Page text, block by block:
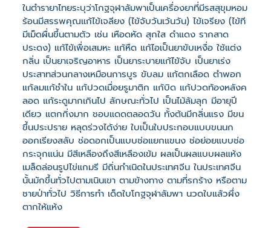
ในตำรายาไทยระบุว่าโกฐจุฬาลัมพาเป็นเครื่องยาที่มีรสสุขุมหอม
ร้อนมีสรรพคุณแก้ไข้เจลียง (ไข้จับวันเว้นวัน) ไข้เจรียง (ไข้ที
มีเม็ดผื่นขึ้นตามตัว เช่น เหือดหัด สุกใส ดำแดง รากสาด
ประดง) แก้ไข้เพื่อเสมหะ แก้หืด แก้ไอเป็นยาขับเหงื่อ ใช้แต่ง
กลิ่น เป็นยาเจริญอาหาร เป็นยาระบายแก้ไข้จับ เป็นยาเร่ง
ประสาทส่วนกลางเหมือนการบูร ขับลม แก้ตกเลือด ตำพอก
แก้ลมแก้ชำใน แก้ปวดเมื่อยรูมาติก แก้บิด แก้ปวดท้องหลังค
ลอด แก้ระดูมากเกินไป ลักษณะทั่วไป เป็นไม้ล้มลุก มีอายุปี
เดียว แตกกิ่งมาก ชอบแดดตลอดวัน ทั้งต้นมีกลิ่นแรง มีขน
ขึ้นประปราย หลุดร่วงได้ง่าย ใบเป็นใบประกอบแบบขนนก
ออกเรียงสลับ ช่อดอกเป็นแบบช่อแยกแขนง ช่อย่อยแบบช่อ
กระจุกแน่น มีสีเหลืองถึงสีเหลืองเข้ม ผลเป็นผลแบบผลแห้ง
เมล็ดล่อนรูปไข่แกมรี มีถิ่นกำเนิดในประเทศจีน ในประเทศจีน
นั้นมักขึ้นทั่วไปตามเนินเขา ตามข้างทาง ตามที่รกร้าง หรือตาม
ชายป่าทั่วไป วิธีการทำ เด็ดใบโกฐจุฬาลัมพา นวดใบแล้วผึ่ง
ตากให้แห้ง